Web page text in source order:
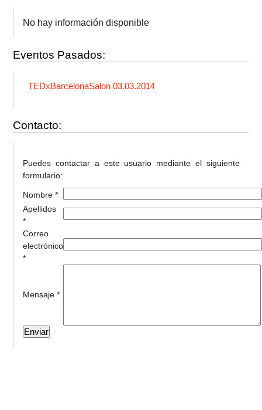
No hay información disponible
Eventos Pasados:
TEDxBarcelonaSalon 03.03.2014
Contacto:
Puedes contactar a este usuario mediante el siguiente
formulario:
Nombre *
Apellidos
*
Correo
electrónico
*
Mensaje *